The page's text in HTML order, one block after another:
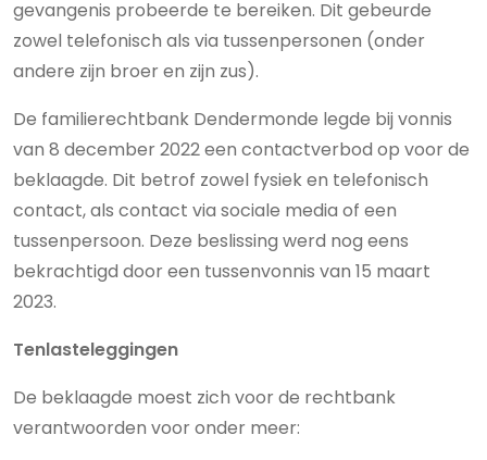
gevangenis probeerde te bereiken. Dit gebeurde
zowel telefonisch als via tussenpersonen (onder
andere zijn broer en zijn zus).
De familierechtbank Dendermonde legde bij vonnis
van 8 december 2022 een contactverbod op voor de
beklaagde. Dit betrof zowel fysiek en telefonisch
contact, als contact via sociale media of een
tussenpersoon. Deze beslissing werd nog eens
bekrachtigd door een tussenvonnis van 15 maart
2023.
Tenlasteleggingen
De beklaagde moest zich voor de rechtbank
verantwoorden voor onder meer: